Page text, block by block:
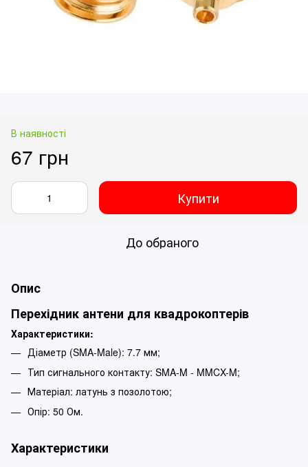
В наявності
67 грн
Купити
До обраного
Опис
Перехідник антени для квадрокоптерів
Характеристики:
Діаметр (SMA-Male): 7.7 мм;
Тип сигнального контакту: SMA-M - MMCX-M;
Матеріал: латунь з позолотою;
Опір: 50 Ом.
Характеристики